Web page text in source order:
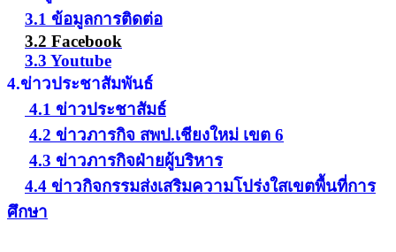
3.1 ข้อมูลการติดต่อ
3.2 Facebook
3.3 Youtube
4.ข่าวประชาสัมพันธ์
4.1 ข่าวประชาสัมธ์
4.2 ข่าวภารกิจ สพป.เชียงใหม่ เขต 6
4.3 ข่าวภารกิจฝ่ายผู้บริหาร
4.4 ข่าวกิจกรรมส่งเสริมความโปร่งใสเขตพื้นที่การ
ศึกษา